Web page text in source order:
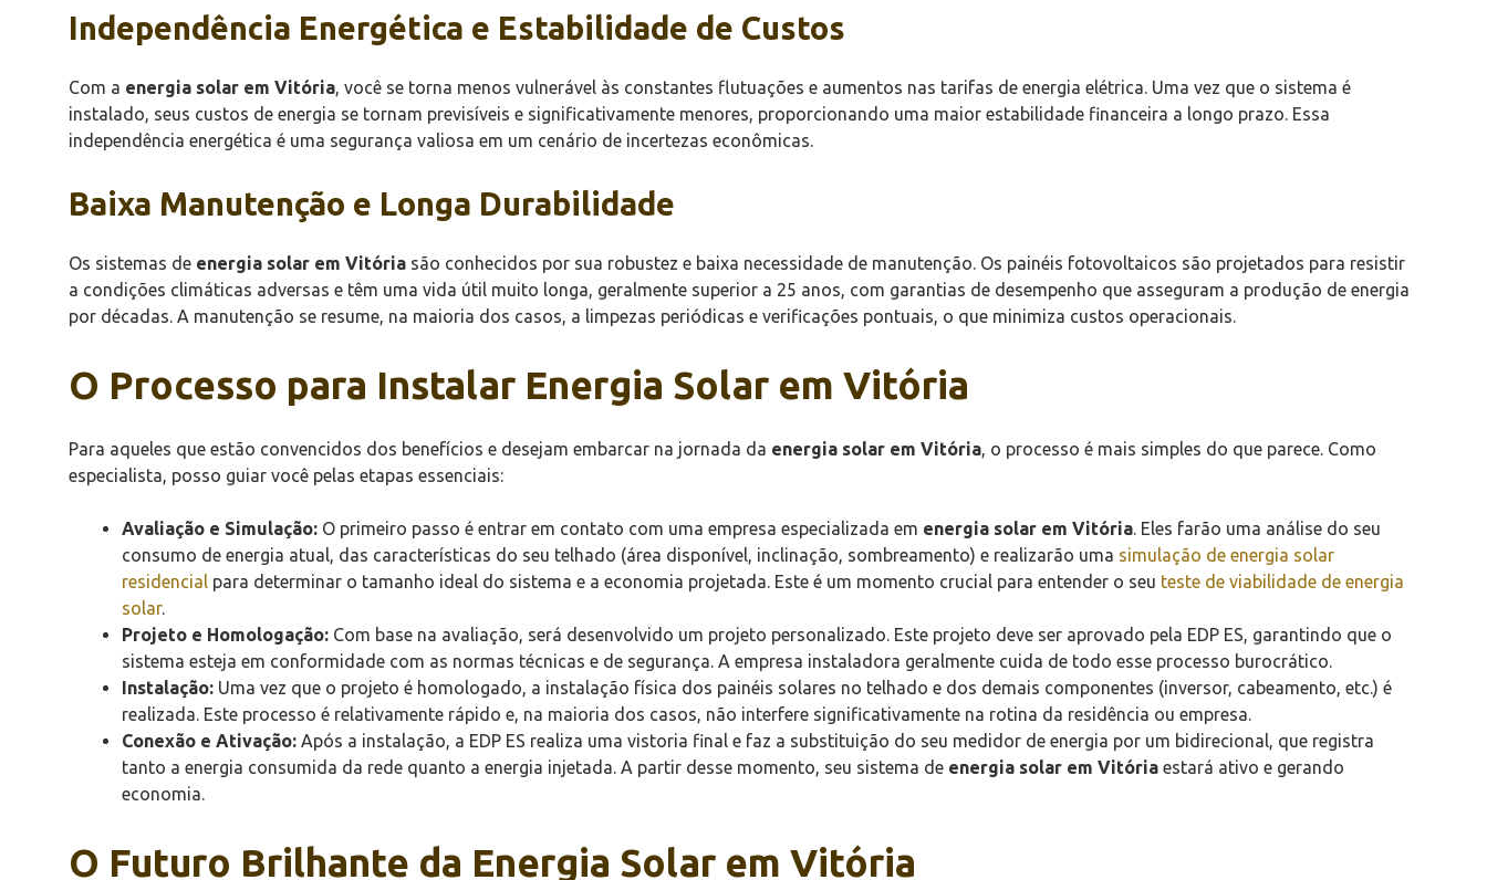
Independência Energética e Estabilidade de Custos
Com a energia solar em Vitória , você se torna menos vulnerável às constantes flutuações e aumentos nas tarifas de energia elétrica. Uma vez que o sistema é
instalado, seus custos de energia se tornam previsíveis e significativamente menores, proporcionando uma maior estabilidade financeira a longo prazo. Essa
independência energética é uma segurança valiosa em um cenário de incertezas econômicas.
Baixa Manutenção e Longa Durabilidade
Os sistemas de energia solar em Vitória são conhecidos por sua robustez e baixa necessidade de manutenção. Os painéis fotovoltaicos são projetados para resistir
a condições climáticas adversas e têm uma vida útil muito longa, geralmente superior a 25 anos, com garantias de desempenho que asseguram a produção de energia
por décadas. A manutenção se resume, na maioria dos casos, a limpezas periódicas e verificações pontuais, o que minimiza custos operacionais.
O Processo para Instalar Energia Solar em Vitória
Para aqueles que estão convencidos dos benefícios e desejam embarcar na jornada da energia solar em Vitória , o processo é mais simples do que parece. Como
especialista, posso guiar você pelas etapas essenciais:
Avaliação e Simulação: O primeiro passo é entrar em contato com uma empresa especializada em energia solar em Vitória . Eles farão uma análise do seu
consumo de energia atual, das características do seu telhado (área disponível, inclinação, sombreamento) e realizarão uma simulação de energia solar
residencial para determinar o tamanho ideal do sistema e a economia projetada. Este é um momento crucial para entender o seu teste de viabilidade de energia
solar.
Projeto e Homologação: Com base na avaliação, será desenvolvido um projeto personalizado. Este projeto deve ser aprovado pela EDP ES, garantindo que o
sistema esteja em conformidade com as normas técnicas e de segurança. A empresa instaladora geralmente cuida de todo esse processo burocrático.
Instalação: Uma vez que o projeto é homologado, a instalação física dos painéis solares no telhado e dos demais componentes (inversor, cabeamento, etc.) é
realizada. Este processo é relativamente rápido e, na maioria dos casos, não interfere significativamente na rotina da residência ou empresa.
Conexão e Ativação: Após a instalação, a EDP ES realiza uma vistoria final e faz a substituição do seu medidor de energia por um bidirecional, que registra
tanto a energia consumida da rede quanto a energia injetada. A partir desse momento, seu sistema de energia solar em Vitória estará ativo e gerando
economia.
O Futuro Brilhante da Energia Solar em Vitória